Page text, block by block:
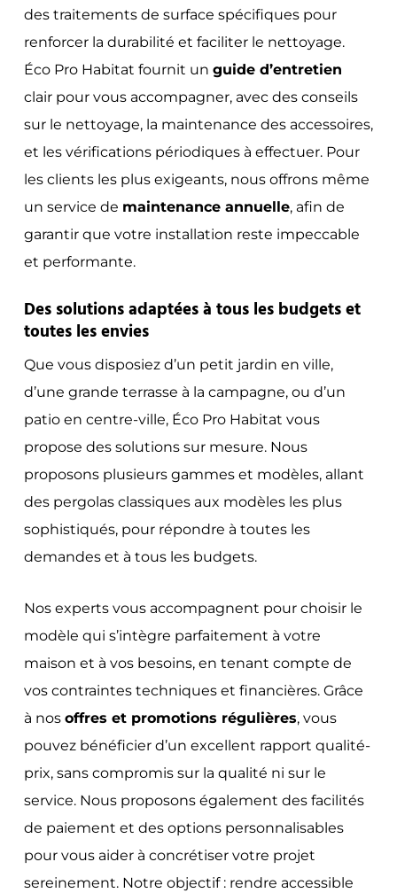
des traitements de surface spécifiques pour
renforcer la durabilité et faciliter le nettoyage.
Éco Pro Habitat fournit un guide d’entretien
clair pour vous accompagner, avec des conseils
sur le nettoyage, la maintenance des accessoires,
et les vérifications périodiques à effectuer. Pour
les clients les plus exigeants, nous offrons même
un service de maintenance annuelle, afin de
garantir que votre installation reste impeccable
et performante.
Des solutions adaptées à tous les budgets et
toutes les envies
Que vous disposiez d’un petit jardin en ville,
d’une grande terrasse à la campagne, ou d’un
patio en centre-ville, Éco Pro Habitat vous
propose des solutions sur mesure. Nous
proposons plusieurs gammes et modèles, allant
des pergolas classiques aux modèles les plus
sophistiqués, pour répondre à toutes les
demandes et à tous les budgets.
Nos experts vous accompagnent pour choisir le
modèle qui s’intègre parfaitement à votre
maison et à vos besoins, en tenant compte de
vos contraintes techniques et financières. Grâce
à nos offres et promotions régulières, vous
pouvez bénéficier d’un excellent rapport qualité-
prix, sans compromis sur la qualité ni sur le
service. Nous proposons également des facilités
de paiement et des options personnalisables
pour vous aider à concrétiser votre projet
sereinement. Notre objectif : rendre accessible